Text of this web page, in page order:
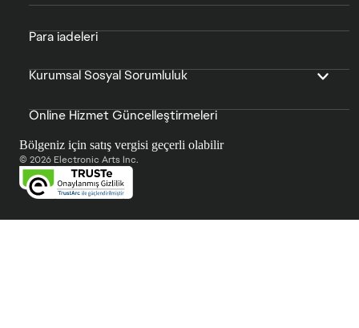
Para iadeleri
Kurumsal Sosyal Sorumluluk
Online Hizmet Güncelleştirmeleri
Bölgeniz için satış vergisi geçerli olabilir
© 2026 Electronic Arts Inc.